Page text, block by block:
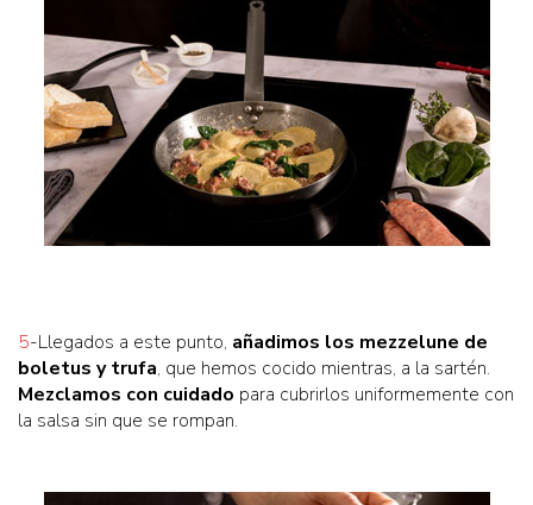
5-Llegados a este punto, añadimos los mezzelune de
boletus y trufa, que hemos cocido mientras, a la sartén.
Mezclamos con cuidado para cubrirlos uniformemente con
la salsa sin que se rompan.